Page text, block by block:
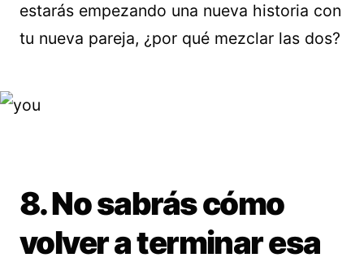
estarás empezando una nueva historia con
tu nueva pareja, ¿por qué mezclar las dos?
8. No sabrás cómo
volver a terminar esa